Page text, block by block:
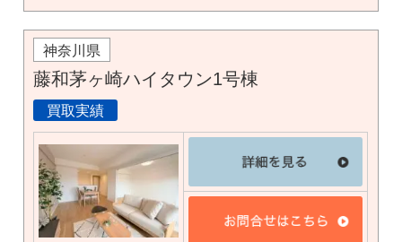
神奈川県
藤和茅ヶ崎ハイタウン1号棟
買取実績